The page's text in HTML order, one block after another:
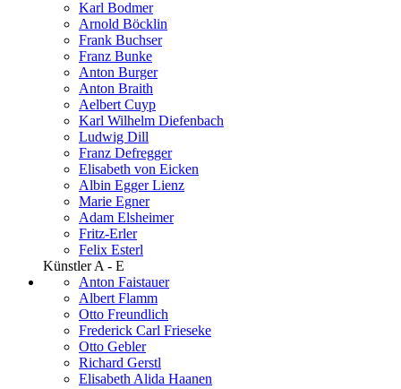
Karl Bodmer
Arnold Böcklin
Frank Buchser
Franz Bunke
Anton Burger
Anton Braith
Aelbert Cuyp
Karl Wilhelm Diefenbach
Ludwig Dill
Franz Defregger
Elisabeth von Eicken
Albin Egger Lienz
Marie Egner
Adam Elsheimer
Fritz-Erler
Felix Esterl
Künstler A - E
Anton Faistauer
Albert Flamm
Otto Freundlich
Frederick Carl Frieseke
Otto Gebler
Richard Gerstl
Elisabeth Alida Haanen